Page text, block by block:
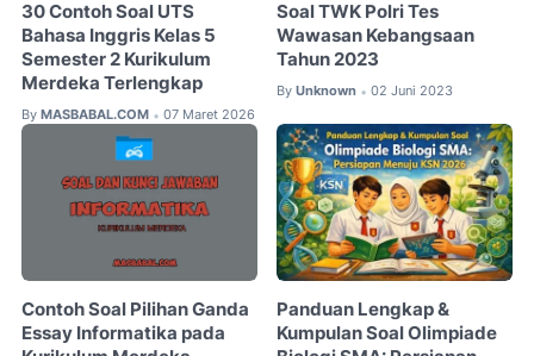
30 Contoh Soal UTS
Bahasa Inggris Kelas 5
Semester 2 Kurikulum
Merdeka Terlengkap
By MASBABAL.COM • 07 Maret 2026
Soal TWK Polri Tes
Wawasan Kebangsaan
Tahun 2023
By Unknown • 02 Juni 2023
Contoh Soal Pilihan Ganda
Essay Informatika pada
Panduan Lengkap &
Kumpulan Soal Olimpiade